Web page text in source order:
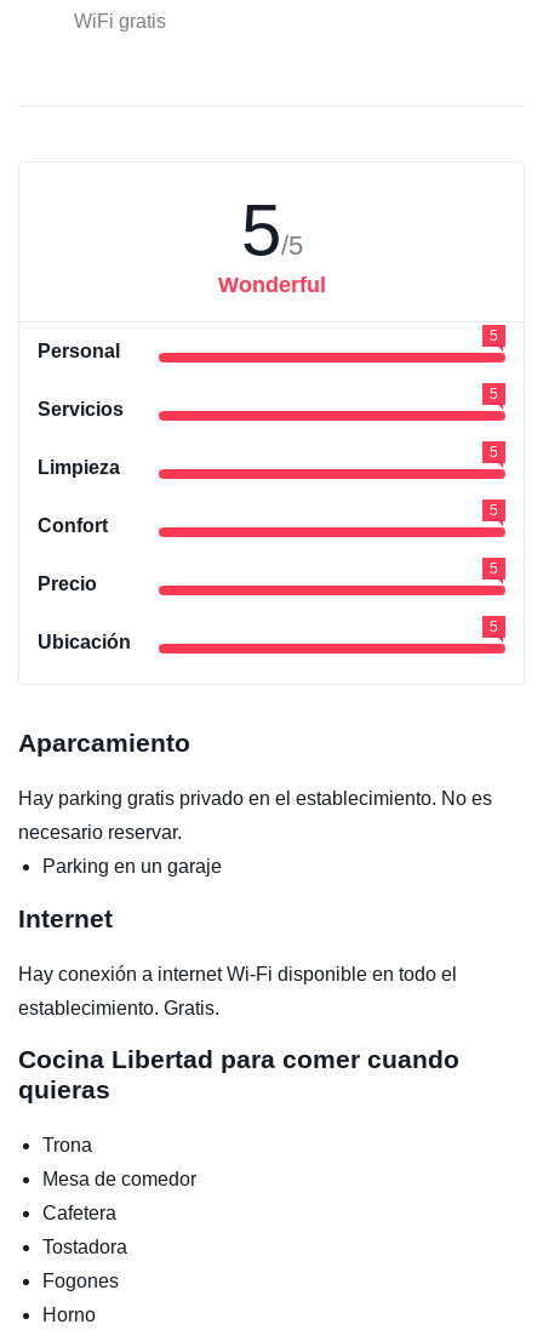
WiFi gratis
5/5
Wonderful
Personal
5
Servicios
5
Limpieza
5
Confort
5
Precio
5
Ubicación
5
Aparcamiento
Hay parking gratis privado en el establecimiento. No es
necesario reservar.
Parking en un garaje
Internet
Hay conexión a internet Wi-Fi disponible en todo el
establecimiento. Gratis.
Cocina Libertad para comer cuando
quieras
Trona
Mesa de comedor
Cafetera
Tostadora
Fogones
Horno